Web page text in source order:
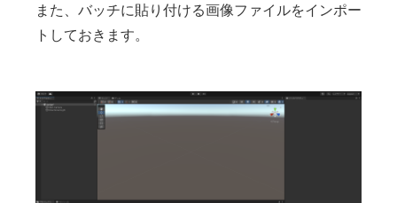
また、バッチに貼り付ける画像ファイルをインポー
トしておきます。